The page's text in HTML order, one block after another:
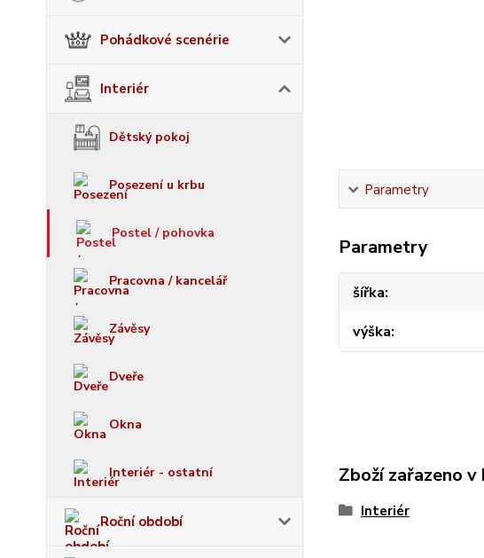
Pohádkové scenérie
Interiér
Dětský pokoj
Posezení u krbu
Postel / pohovka
Pracovna / kancelář
Závěsy
Dveře
Okna
Interiér - ostatní
Roční období
Parametry
Parametry
šířka
výška
Zboží zařazeno
Interiér